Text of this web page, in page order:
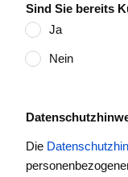
Sind Sie bereits
Ja
Nein
Die